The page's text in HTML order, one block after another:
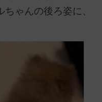
ゃんの後ろ姿に、